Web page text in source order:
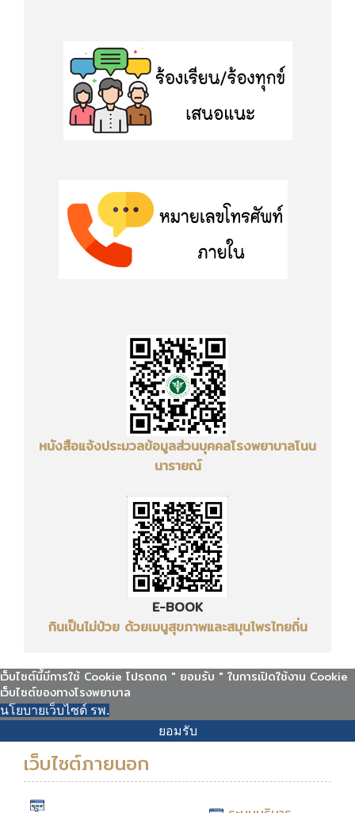
หนังสือแจ้งประมวลข้อมูลส่วนบุคคลโรงพยาบาลโนน
นารายณ์
E-BOOK
กินเป็นไม่ป่วย ด้วยเมนูสุขภาพและสมุนไพรไทยถิ่น
เว็บไซต์นี้มีการใช้ Cookie โปรดกด " ยอมรับ " ในการเปิดใช้งาน Cookie
เว็บไซต์ของทางโรงพยาบาล
นโยบายเว็บไซต์ รพ.
ยอมรับ
เว็บไซต์ภายนอก